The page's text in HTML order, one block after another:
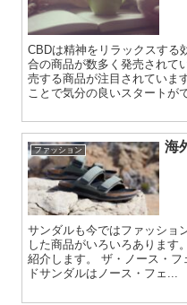
CBDは精神をリラックスする
合の商品が数多く発売されて
売する商品が注目されていま
ことで気分の良いスタートが
ファッション 海
サンダルも今ではファッショ
した商品がいろいろあります
紹介します。 ザ・ノース・
ドサンダルはノース・フェ...